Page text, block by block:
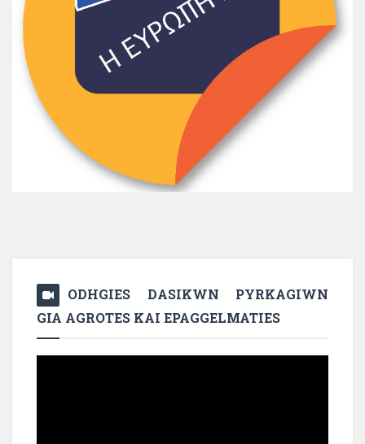
ODHGIES DASIKWN PYRKAGIWN
GIA AGROTES KAI EPAGGELMATIES